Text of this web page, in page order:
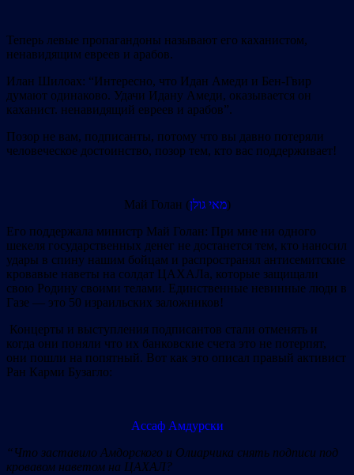
Теперь левые пропагандоны называют его каханистом,
ненавидящим евреев и арабов.
Илан Шилоах: “Интересно, что Идан Амеди и Бен-Гвир
думают одинаково. Удачи Идану Амеди, оказывается он
каханист. ненавидящий евреев и арабов”.
Позор не вам, подписанты, потому что вы давно потеряли
человеческое достоинство, позор тем, кто вас поддерживает!
Май Голан (מאי גולן)
Его поддержала министр Май Голан: При мне ни одного
шекеля государственных денег не достанется тем, кто наносил
удары в спину нашим бойцам и распространял антисемитские
кровавые наветы на солдат ЦАХАЛа, которые защищали
свою Родину своими телами. Единственные невинные люди в
Газе — это 50 израильских заложников!
Концерты и выступления подписантов стали отменять и
когда они поняли что их банковские счета это не потерпят,
они пошли на попятный. Вот как это описал правый активист
Ран Карми Бузагло:
Ассаф Амдурски
“Что заставило Амдорского и Олиарчика снять подписи под
кровавом наветом на ЦАХАЛ?